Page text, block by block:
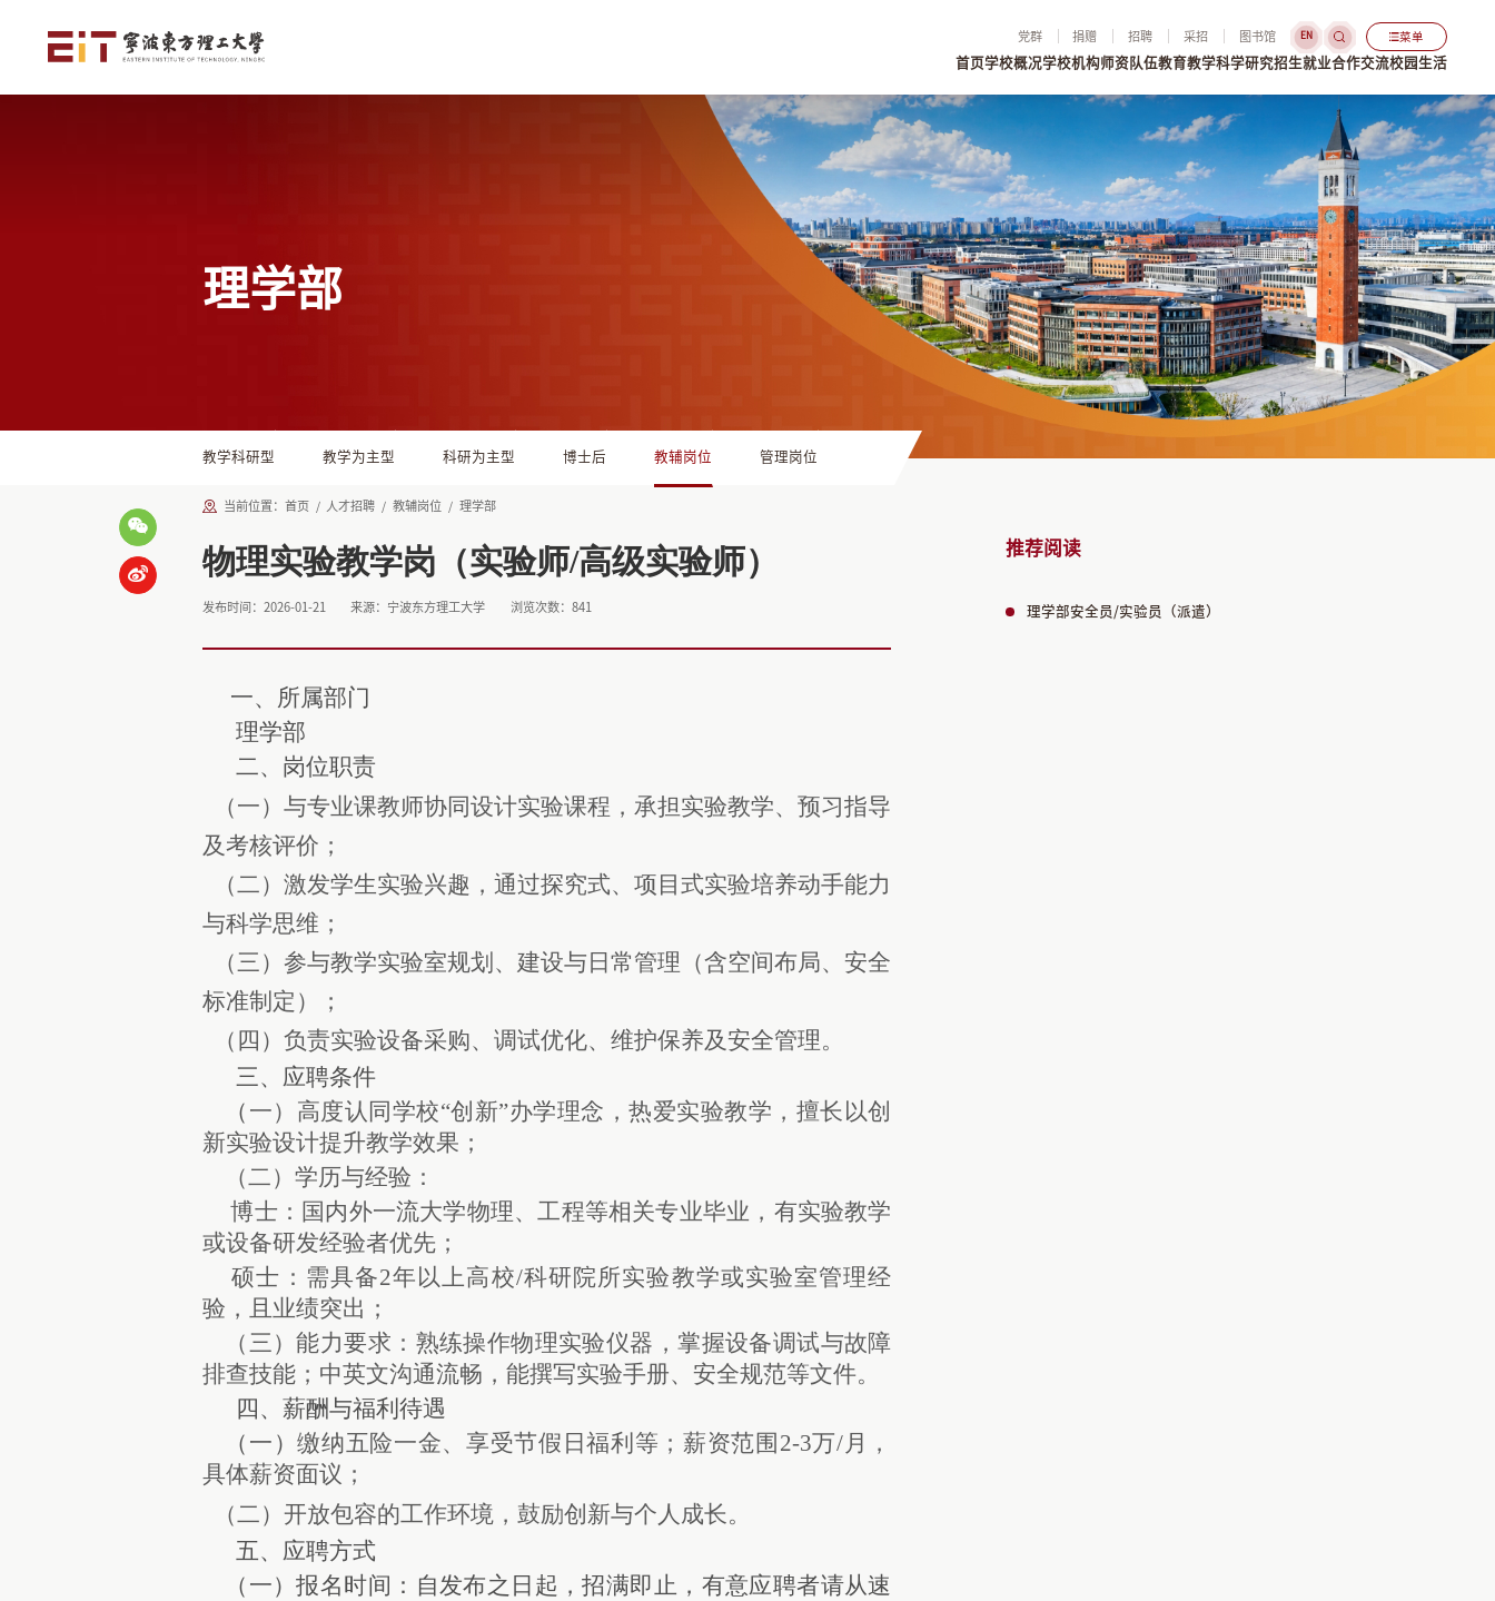
党群 捐赠 招聘 采招 图书馆 EN 菜单
首页学校概况学校机构师资队伍教育教学科学研究招生就业合作交流校园生活
理学部
教学科研型 教学为主型 科研为主型 博士后 教辅岗位 管理岗位
当前位置： 首页 人才招聘 教辅岗位 理学部
物理实验教学岗（实验师/高级实验师）
发布时间：2026-01-21 来源：宁波东方理工大学 浏览次数： 841
一、所属部门
理学部
二、岗位职责
（一）与专业课教师协同设计实验课程，承担实验教学、预习指导
及考核评价；
（二）激发学生实验兴趣，通过探究式、项目式实验培养动手能力
与科学思维；
（三）参与教学实验室规划、建设与日常管理（含空间布局、安全
标准制定）；
（四）负责实验设备采购、调试优化、维护保养及安全管理。
三、应聘条件
（ 一） 高度认同学校“创新”办学理念，热爱实验教学，擅长以创
新实验设计提升教学效果；
（二）学历与经验：
博士：国内外一流大学物理、工程等相关专业毕业，有实验教学
或设备研发经验者优先；
硕士：需具备2年以上高校/科研院所实验教学或实验室管理经
验，且业绩突出；
（三）能力要求：熟练操作物理实验仪器，掌握设备调试与故障
排查技能；中英文沟通流畅，能撰写实验手册、安全规范等文件。
四 、薪酬与福利待遇
（一）缴纳五险一金、享受节假日福利等；薪资范围2-3万/月，
具体薪资面议 ；
（二）开放包容的工作环境，‌鼓励创新与个人成长。
五、应聘方式
（一）报名时间：自发布之日起，招满即止，有意应聘者请从速
推荐阅读
理学部安全员/实验员（派遣）